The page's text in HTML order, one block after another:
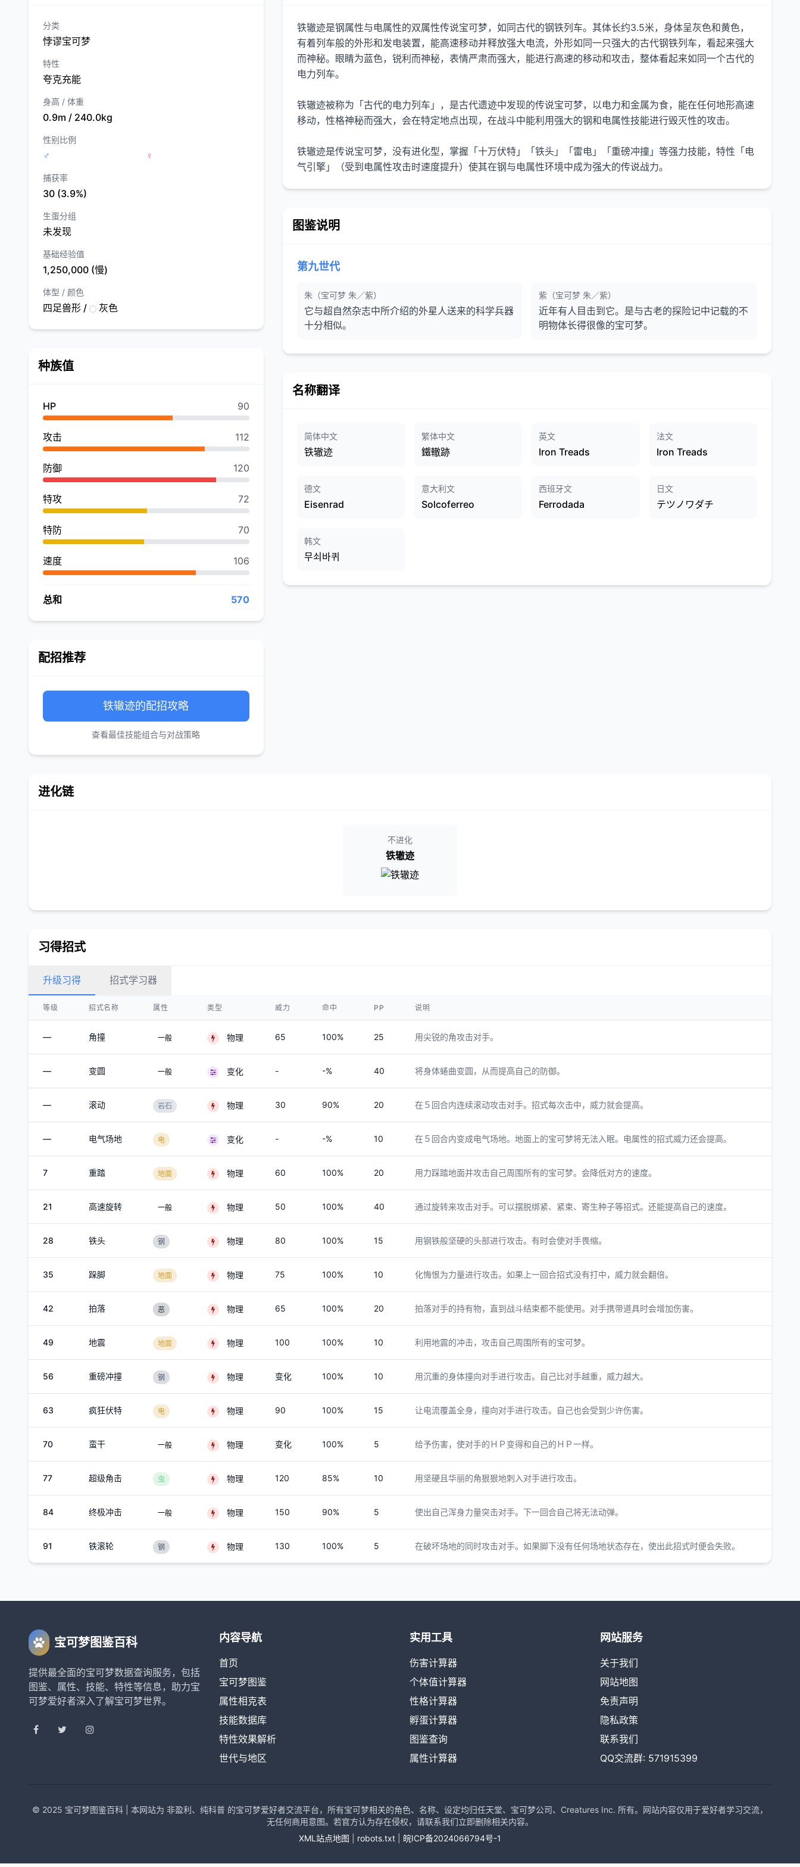
分类
悖谬宝可梦
特性
夸克充能
身高 / 体重
0.9m / 240.0kg
性别比例
♂ ♀
捕获率
30 (3.9%)
生蛋分组
未发现
基础经验值
1,250,000 (慢)
体型 / 颜色
四足兽形 / 灰色
种族值
HP 90
攻击 112
防御 120
特攻 72
特防 70
速度 106
总和 570
配招推荐
铁辙迹的配招攻略
查看最佳技能组合与对战策略
铁辙迹是钢属性与电属性的双属性传说宝可梦，如同古代的钢铁列车。其体长约3.5米，身体呈灰色和黄色，
有着列车般的外形和发电装置，能高速移动并释放强大电流，外形如同一只强大的古代钢铁列车，看起来强大
而神秘。眼睛为蓝色，锐利而神秘，表情严肃而强大，能进行高速的移动和攻击，整体看起来如同一个古代的
电力列车。
铁辙迹被称为「古代的电力列车」，是古代遗迹中发现的传说宝可梦，以电力和金属为食，能在任何地形高速
移动，性格神秘而强大，会在特定地点出现，在战斗中能利用强大的钢和电属性技能进行毁灭性的攻击。
铁辙迹是传说宝可梦，没有进化型，掌握「十万伏特」「铁头」「雷电」「重磅冲撞」等强力技能，特性「电
气引擎」（受到电属性攻击时速度提升）使其在钢与电属性环境中成为强大的传说战力。
图鉴说明
第九世代
朱（宝可梦 朱／紫）
它与超自然杂志中所介绍的外星人送来的科学兵器
十分相似。
紫（宝可梦 朱／紫）
近年有人目击到它。是与古老的探险记中记载的不
明物体长得很像的宝可梦。
名称翻译
简体中文
铁辙迹
繁体中文
鐵轍跡
英文
Iron Treads
法文
Iron Treads
德文
Eisenrad
意大利文
Solcoferreo
西班牙文
Ferrodada
日文
テツノワダチ
韩文
무쇠바퀴
进化链
不进化
铁辙迹
习得招式
升级习得 招式学习器
等级 招式名称 属性 类型 威力 命中 PP 说明
— 角撞 一般 物理 65 100% 25 用尖锐的角攻击对手。
— 变圆 一般 变化 - -% 40 将身体蜷曲变圆，从而提高自己的防御。
— 滚动 岩石 物理 30 90% 20 在５回合内连续滚动攻击对手。招式每次击中，威力就会提高。
— 电气场地 电 变化 - -% 10 在５回合内变成电气场地。地面上的宝可梦将无法入眠。电属性的招式威力还会提高。
7 重踏 地面 物理 60 100% 20 用力踩踏地面并攻击自己周围所有的宝可梦。会降低对方的速度。
21 高速旋转 一般 物理 50 100% 40 通过旋转来攻击对手。可以摆脱绑紧、紧束、寄生种子等招式。还能提高自己的速度。
28 铁头 钢 物理 80 100% 15 用钢铁般坚硬的头部进行攻击。有时会使对手畏缩。
35 跺脚 地面 物理 75 100% 10 化悔恨为力量进行攻击。如果上一回合招式没有打中，威力就会翻倍。
42 拍落 恶 物理 65 100% 20 拍落对手的持有物，直到战斗结束都不能使用。对手携带道具时会增加伤害。
49 地震 地面 物理 100 100% 10 利用地震的冲击，攻击自己周围所有的宝可梦。
56 重磅冲撞 钢 物理 变化 100% 10 用沉重的身体撞向对手进行攻击。自己比对手越重，威力越大。
63 疯狂伏特 电 物理 90 100% 15 让电流覆盖全身，撞向对手进行攻击。自己也会受到少许伤害。
70 蛮干 一般 物理 变化 100% 5 给予伤害，使对手的ＨＰ变得和自己的ＨＰ一样。
77 超级角击 虫 物理 120 85% 10 用坚硬且华丽的角狠狠地刺入对手进行攻击。
84 终极冲击 一般 物理 150 90% 5 使出自己浑身力量突击对手。下一回合自己将无法动弹。
91 铁滚轮 钢 物理 130 100% 5 在破坏场地的同时攻击对手。如果脚下没有任何场地状态存在，使出此招式时便会失败。
宝可梦图鉴百科
提供最全面的宝可梦数据查询服务，包括
图鉴、属性、技能、特性等信息，助力宝
可梦爱好者深入了解宝可梦世界。
内容导航
首页
宝可梦图鉴
属性相克表
技能数据库
特性效果解析
世代与地区
实用工具
伤害计算器
个体值计算器
性格计算器
孵蛋计算器
图鉴查询
属性计算器
网站服务
关于我们
网站地图
免责声明
隐私政策
联系我们
QQ交流群: 571915399
© 2025 宝可梦图鉴百科 | 本网站为 非盈利、纯科普 的宝可梦爱好者交流平台，所有宝可梦相关的角色、名称、设定均归任天堂、宝可梦公司、Creatures Inc. 所有。网站内容仅用于爱好者学习交流，
无任何商用意图。若官方认为存在侵权，请联系我们立即删除相关内容。
XML站点地图
robots.txt 皖ICP备2024066794号-1